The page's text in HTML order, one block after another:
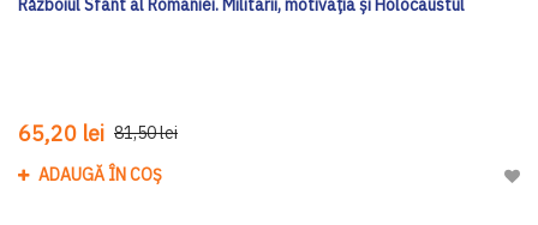
Războiul Sfânt al României. Militarii, motivația și Holocaustul
65,20 lei 81,50 lei
ADAUGĂ ÎN COȘ